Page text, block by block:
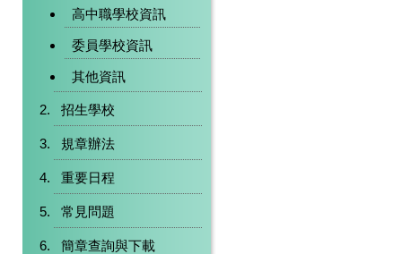
高中職學校資訊
委員學校資訊
其他資訊
招生學校
規章辦法
重要日程
常見問題
簡章查詢與下載